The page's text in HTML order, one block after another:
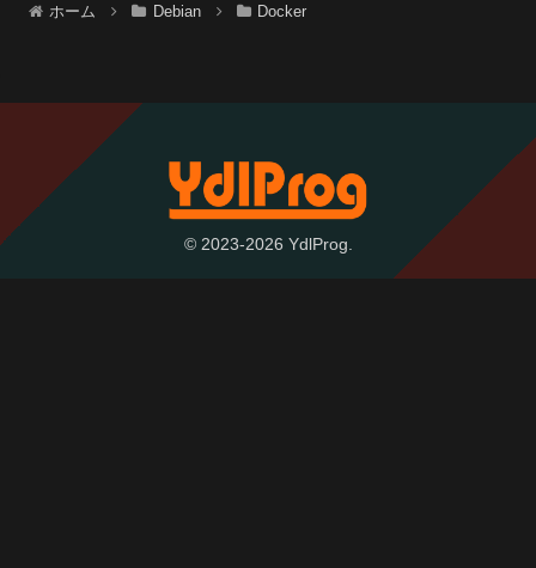
ホーム Debian Docker
© 2023-2026 YdlProg.